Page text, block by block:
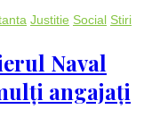
Justitie Social Stiri
Naval
angajați